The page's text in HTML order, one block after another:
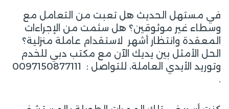
في مستهل الحديث هل تعبت من التعامل مع
وسطاء غير موثوقين؟ هل سئمت من الإجراءات
المعقدة وانتظار أشهر لاستقدام عاملة منزلية؟
الحل الأمثل بين يديك الآن مع مكتب دبي للخدم
وتوريد الأيدي العاملة، للتواصل : 0097150877111
.